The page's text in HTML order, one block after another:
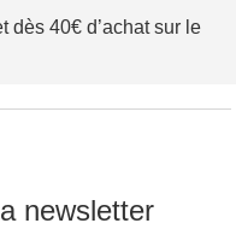
dès 40€ d’achat sur le
newsletter